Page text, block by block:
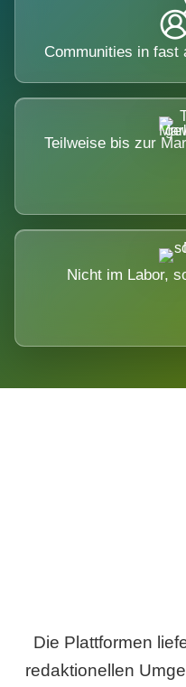
Communities in fast
Teilweise bis zur
Nicht im Labor,
Die Plattformen
redaktionellen